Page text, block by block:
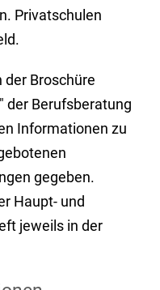
Privatschulen
der Broschüre
der Berufsberatung
Informationen zu
gegeben.
Haupt- und
jeweils in der